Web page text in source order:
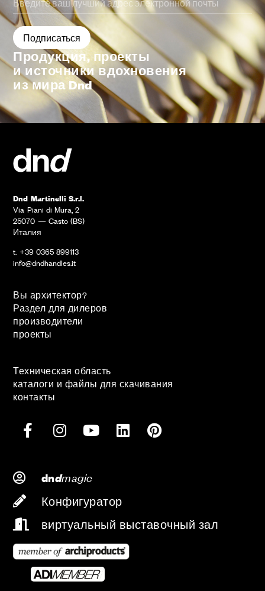
Продукция, проекты
и источники вдохновения
из мира Dnd
Dnd Martinelli S.r.l.
Via Piani di Mura, 2
25070 — Casto (BS)
Италия
t. +39 0365 899113
info@dndhandles.it
Вы архитектор?
Раздел для дилеров
производители
проекты
Техническая область
каталоги и файлы для скачивания
контакты
dndmagic
Конфигуратор
виртуальный выставочный зал